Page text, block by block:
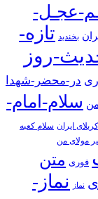
عجـل-
بخندید تازه-
روز
در-محضر-شهدا
سلام-امام-
ایران سلام کعبه
مولای من
فوری متن
نماز
نماز-